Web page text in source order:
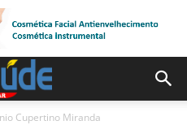
Cupertino Miranda